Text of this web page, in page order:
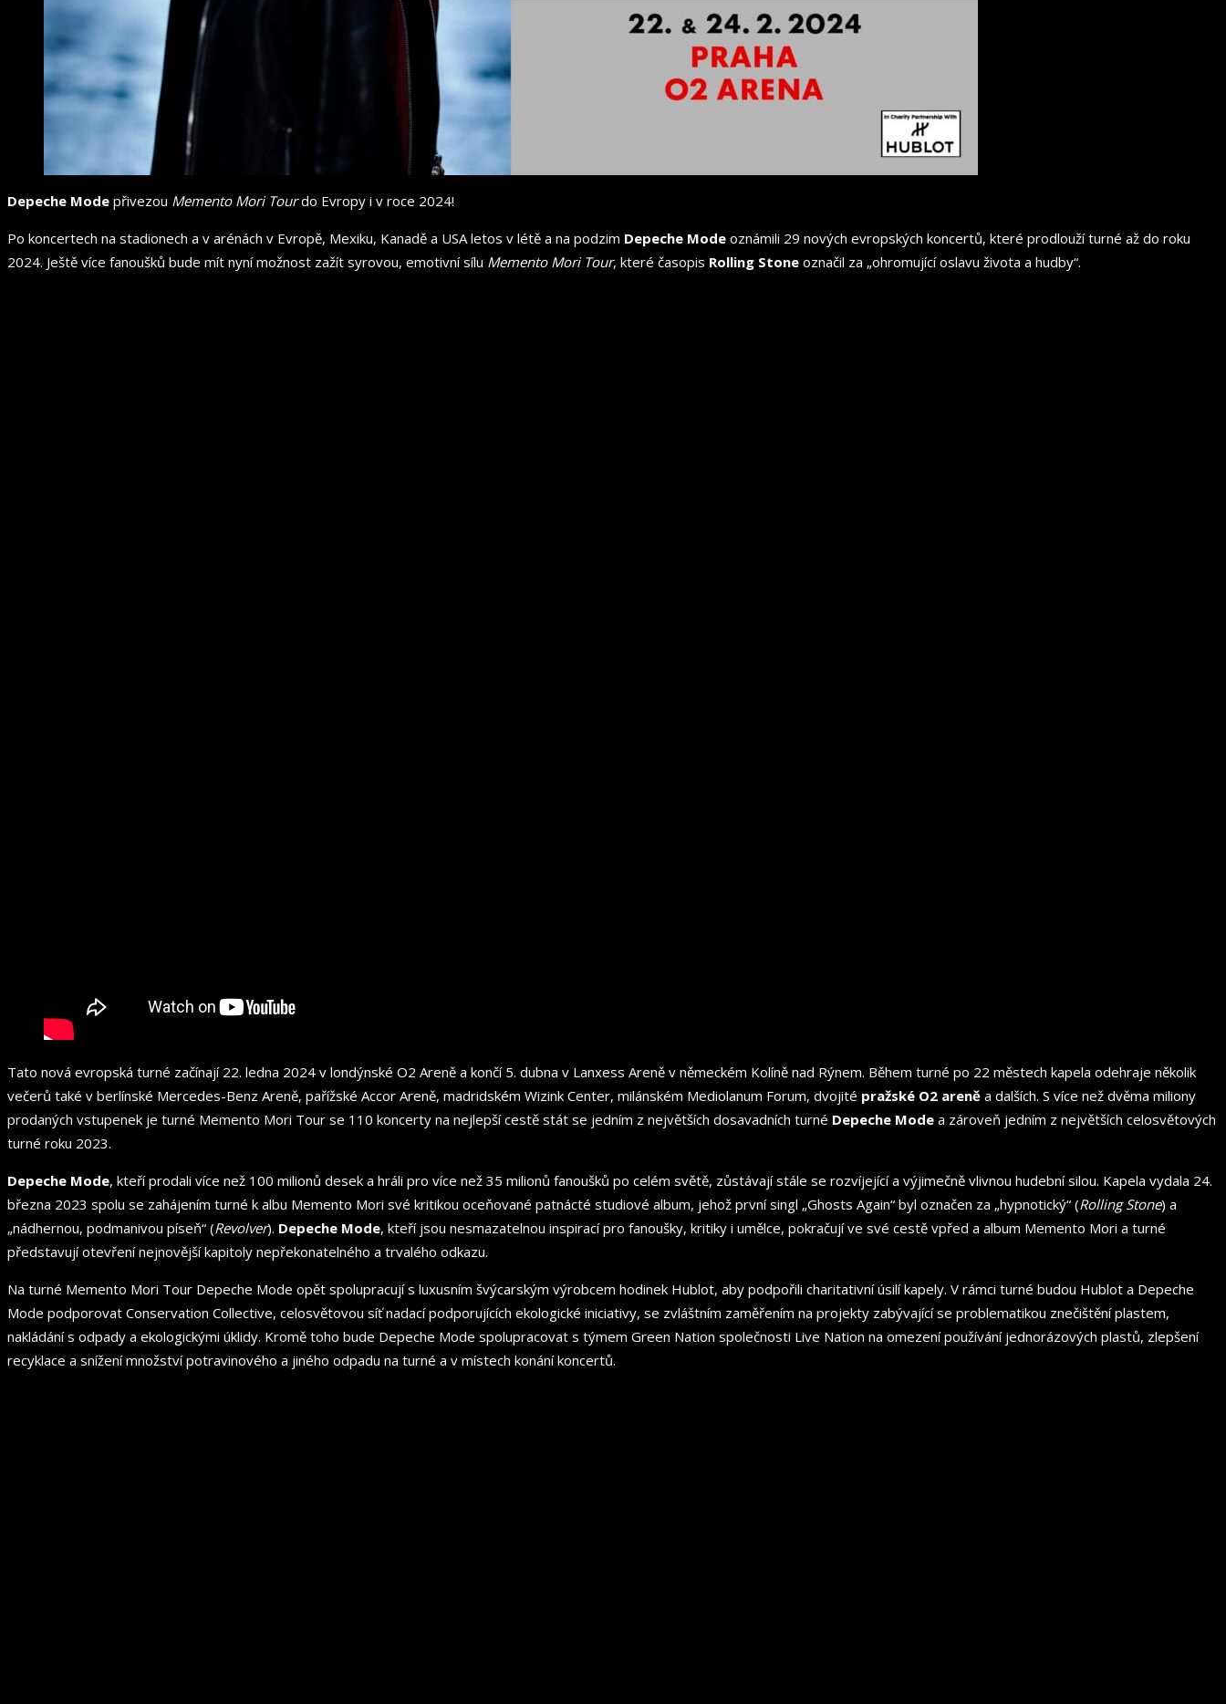
Depeche Mode přivezou Memento Mori Tourdo Evropy i v roce 2024!
Po koncertech na stadionech a v arénách v Evropě, Mexiku, Kanadě a USA letos v létě a na podzim Depeche Mode oznámili 29 nových evropských koncertů, které prodlouží turné až do roku
2024. Ještě více fanoušků bude mít nyní možnost zažít syrovou, emotivní sílu Memento Mori Tour, které časopis Rolling Stone označil za „ohromující oslavu života a hudby“.
Tato nová evropská turné začínají 22. ledna 2024 v londýnské O2 Areně a končí 5. dubna v Lanxess Areně v německém Kolíně nad Rýnem. Během turné po 22 městech kapela odehraje několik
večerů také v berlínské Mercedes-Benz Areně, pařížské Accor Areně, madridském Wizink Center, milánském Mediolanum Forum, dvojité pražské O2 areně a dalších. S více než dvěma miliony
prodaných vstupenek je turné Memento Mori Tour se 110 koncerty na nejlepší cestě stát se jedním z největších dosavadních turné Depeche Mode a zároveň jedním z největších celosvětových
turné roku 2023.
Depeche Mode, kteří prodali více než 100 milionů desek a hráli pro více než 35 milionů fanoušků po celém světě, zůstávají stále se rozvíjející a výjimečně vlivnou hudební silou. Kapela vydala 24.
března 2023 spolu se zahájením turné k albu Memento Mori své kritikou oceňované patnácté studiové album, jehož první singl „Ghosts Again“ byl označen za „hypnotický“ (Rolling Stone) a
„nádhernou, podmanivou píseň“ (Revolver). Depeche Mode, kteří jsou nesmazatelnou inspirací pro fanoušky, kritiky i umělce, pokračují ve své cestě vpřed a album Memento Mori a turné
představují otevření nejnovější kapitoly nepřekonatelného a trvalého odkazu.
Na turné Memento Mori Tour Depeche Mode opět spolupracují s luxusním švýcarským výrobcem hodinek Hublot, aby podpořili charitativní úsilí kapely. V rámci turné budou Hublot a Depeche
Mode podporovat Conservation Collective, celosvětovou síť nadací podporujících ekologické iniciativy, se zvláštním zaměřením na projekty zabývající se problematikou znečištění plastem,
nakládání s odpady a ekologickými úklidy. Kromě toho bude Depeche Mode spolupracovat s týmem Green Nation společnosti Live Nation na omezení používání jednorázových plastů, zlepšení
recyklace a snížení množství potravinového a jiného odpadu na turné a v místech konání koncertů.